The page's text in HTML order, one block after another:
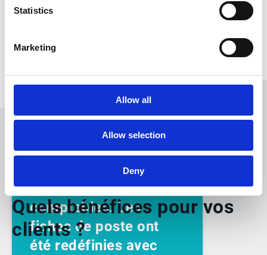
Statistics
Marketing
Allow all
Allow selection
Deny
“La solution Esker a
eu un effet très
bénéfique sur le
quotidien des
comptables. Les
fiches de poste ont
été redéfinies avec
Quels bénéfices pour vos
clients ?